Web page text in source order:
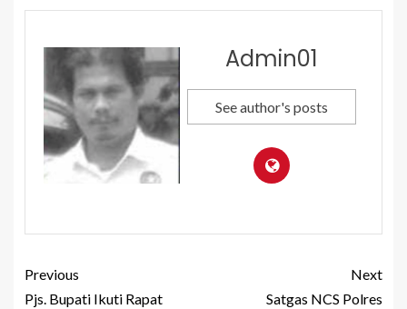
Admin01
See author's posts
Previous
Pjs. Bupati Ikuti Rapat
Next
Satgas NCS Polres